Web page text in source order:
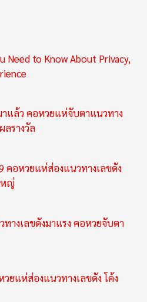
Need to Know About Privacy,
แล้ว คอหวยแห่จับตาแนวทาง
ลรางวัล
คอหวยแห่ส่องแนวทางเลขดัง
หญ่
างเลขดังมาแรง คอหวยจับตา
แห่ส่องแนวทางเลขดัง โค้ง